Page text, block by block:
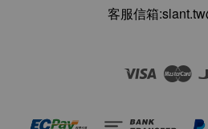
客服信箱
Visa